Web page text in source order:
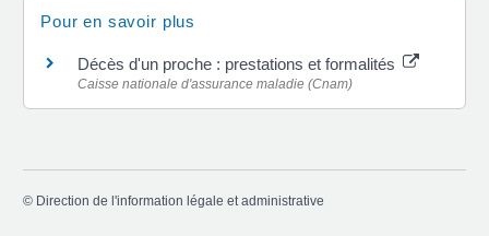
Pour en savoir plus
Décès d'un proche : prestations et formalités
Caisse nationale d'assurance maladie (Cnam)
© Direction de l'information légale et administrative